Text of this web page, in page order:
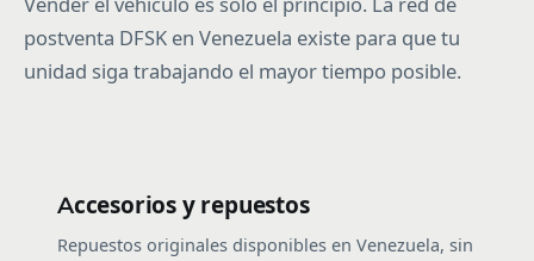
Vender el vehículo es solo el principio. La red de
postventa DFSK en Venezuela existe para que tu
unidad siga trabajando el mayor tiempo posible.
Accesorios y repuestos
Repuestos originales disponibles en Venezuela, sin